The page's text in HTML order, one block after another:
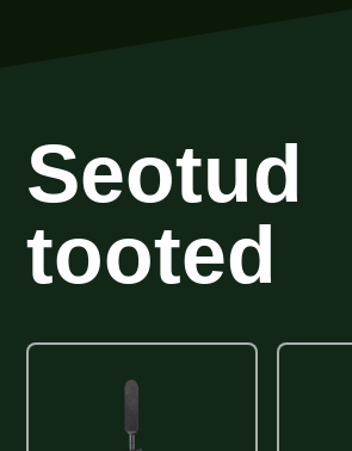
Seotud
tooted